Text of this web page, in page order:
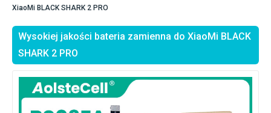
XiaoMi BLACK SHARK 2 PRO
Wysokiej jakości bateria zamienna do XiaoMi BLACK
SHARK 2 PRO